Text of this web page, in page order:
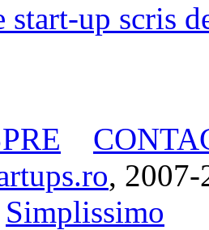
up scris
, 2007-
Simplissimo